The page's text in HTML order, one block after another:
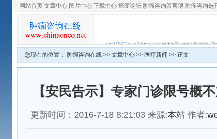
网站首页 文章中心 图片中心 下载中心 癌症论坛 肿瘤咨询留言簿 肿瘤咨询选
您现在的位置： 肿瘤咨询在线 >> 文章中心 >> 医疗新闻 >> 正文
【安民告示】专家门诊限号概
更新时间：2016-7-18 8:21:03 来源:本站作者: